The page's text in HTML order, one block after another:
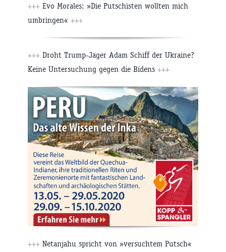
+++ Evo Morales: »Die Putschisten wollten mich
umbringen« +++
+++ Droht Trump-Jäger Adam Schiff der Ukraine?
Keine Untersuchung gegen die Bidens +++
+++ Netanjahu spricht von »versuchtem Putsch«